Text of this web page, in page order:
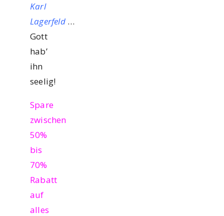
Karl
Lagerfeld …
Gott
hab’
ihn
seelig!
Spare
zwischen
50%
bis
70%
Rabatt
auf
alles